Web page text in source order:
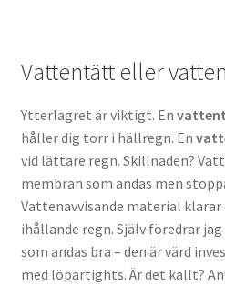
Vattentätt eller
Ytterlagret är viktigt. En
håller dig torr i hällregn. En
vid lättare regn. Skillnaden?
membran som andas men
Vattenavvisande material klarar
ihållande regn. Själv föredrar
som andas bra – den är värd
med löpartights. Är det kallt?